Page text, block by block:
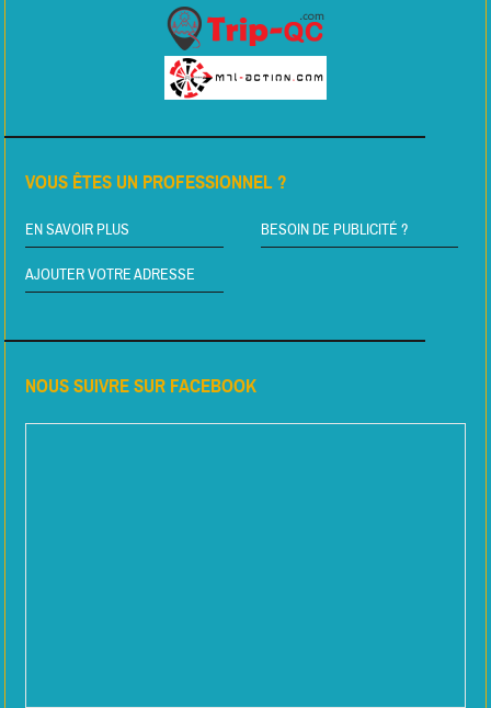
VOUS ÊTES UN PROFESSIONNEL ?
EN SAVOIR PLUS BESOIN DE PUBLICITÉ ?
AJOUTER VOTRE ADRESSE
NOUS SUIVRE SUR FACEBOOK